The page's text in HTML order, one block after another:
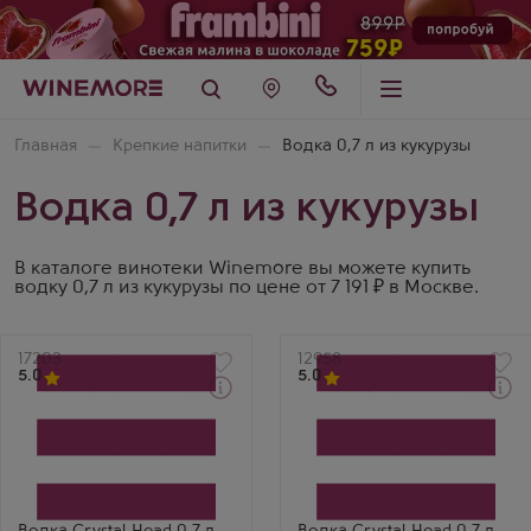
Главная Крепкие напитки Водка 0,7 л из кукурузы
Водка 0,7 л из кукурузы
В каталоге винотеки Winemore вы можете купить
водку 0,7 л из кукурузы по цене от 7 191 ₽ в Москве.
Артикул
17203
5.0
подарочной коробке
Артикул
12958
5.0
Производитель